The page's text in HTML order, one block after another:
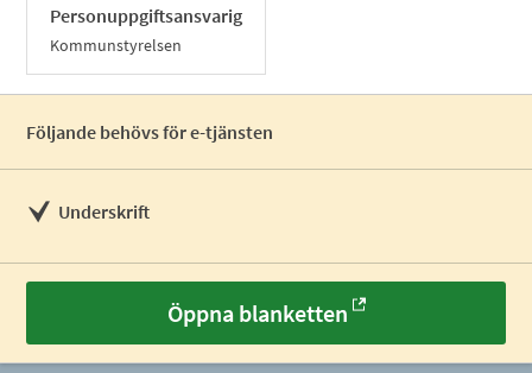
Personuppgiftsansvarig
Kommunstyrelsen
Följande behövs för e-tjänsten
Underskrift
Öppna blanketten